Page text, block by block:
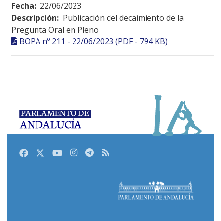
Fecha: 22/06/2023
Descripción: Publicación del decaimiento de la
Pregunta Oral en Pleno
BOPA nº 211 - 22/06/2023 (PDF - 794 KB)
FacebookTwitterYoutubeInstagram
Telegram
RSS